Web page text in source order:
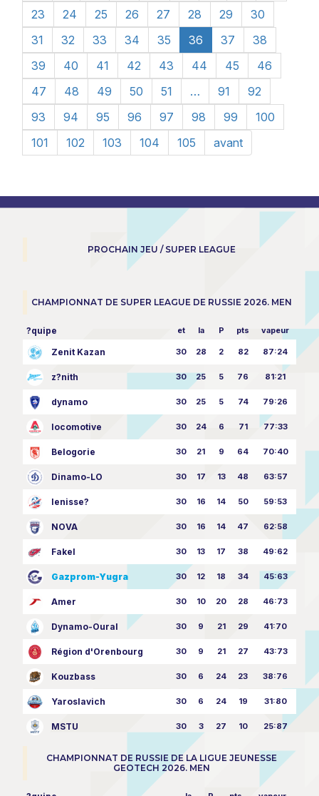
23
24 25 26 27 28 29
30
31
32 33 34 35 36 37
38
39
40 41 42 43 44 45
46
47
48 49 50 51 … 91
92
93
94 95 96 97 98 99
100
101
102 103 104 105 avant
PROCHAIN JEU / SUPER LEAGUE
CHAMPIONNAT DE SUPER LEAGUE DE RUSSIE 2026. MEN
?quipe et la P pts vapeur
Zenit Kazan 30 28 2 82 87:24
z?nith 30 25 5 76 81:21
dynamo 30 25 5 74 79:26
locomotive 30 24 6 71 77:33
Belogorie 30 21 9 64 70:40
Dinamo-LO 30 17 13 48 63:57
Ienisse? 30 16 14 50 59:53
NOVA 30 16 14 47 62:58
Fakel 30 13 17 38 49:62
Gazprom-Yugra 30 12 18 34 45:63
Amer 30 10 20 28 46:73
Dynamo-Oural 30 9 21 29 41:70
Région d'Orenbourg 30 9 21 27 43:73
Kouzbass 30 6 24 23 38:76
Yaroslavich 30 6 24 19 31:80
MSTU 30 3 27 10 25:87
CHAMPIONNAT DE RUSSIE DE LA LIGUE JEUNESSE
GEOTECH 2026. MEN